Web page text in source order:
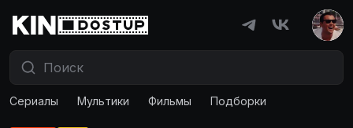
Сериалы Мультики Фильмы Подборки